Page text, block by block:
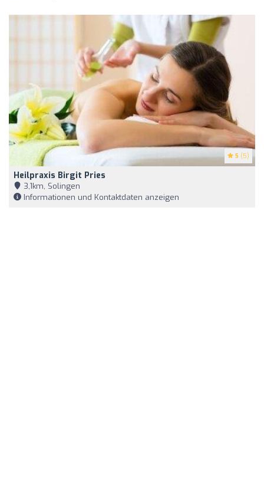
5 (5)
Heilpraxis Birgit Pries
3,1km, Solingen
Informationen und Kontaktdaten anzeigen